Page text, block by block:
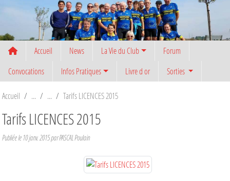
Accueil News La Vie du Club
Forum
Convocations
Infos Pratiques Livre d or Sorties
Accueil Tarifs LICENCES 2015
Tarifs LICENCES 2015
Publiée le 10 janv. 2015par PASCAL Poulain
Panneau de gestion des cookies